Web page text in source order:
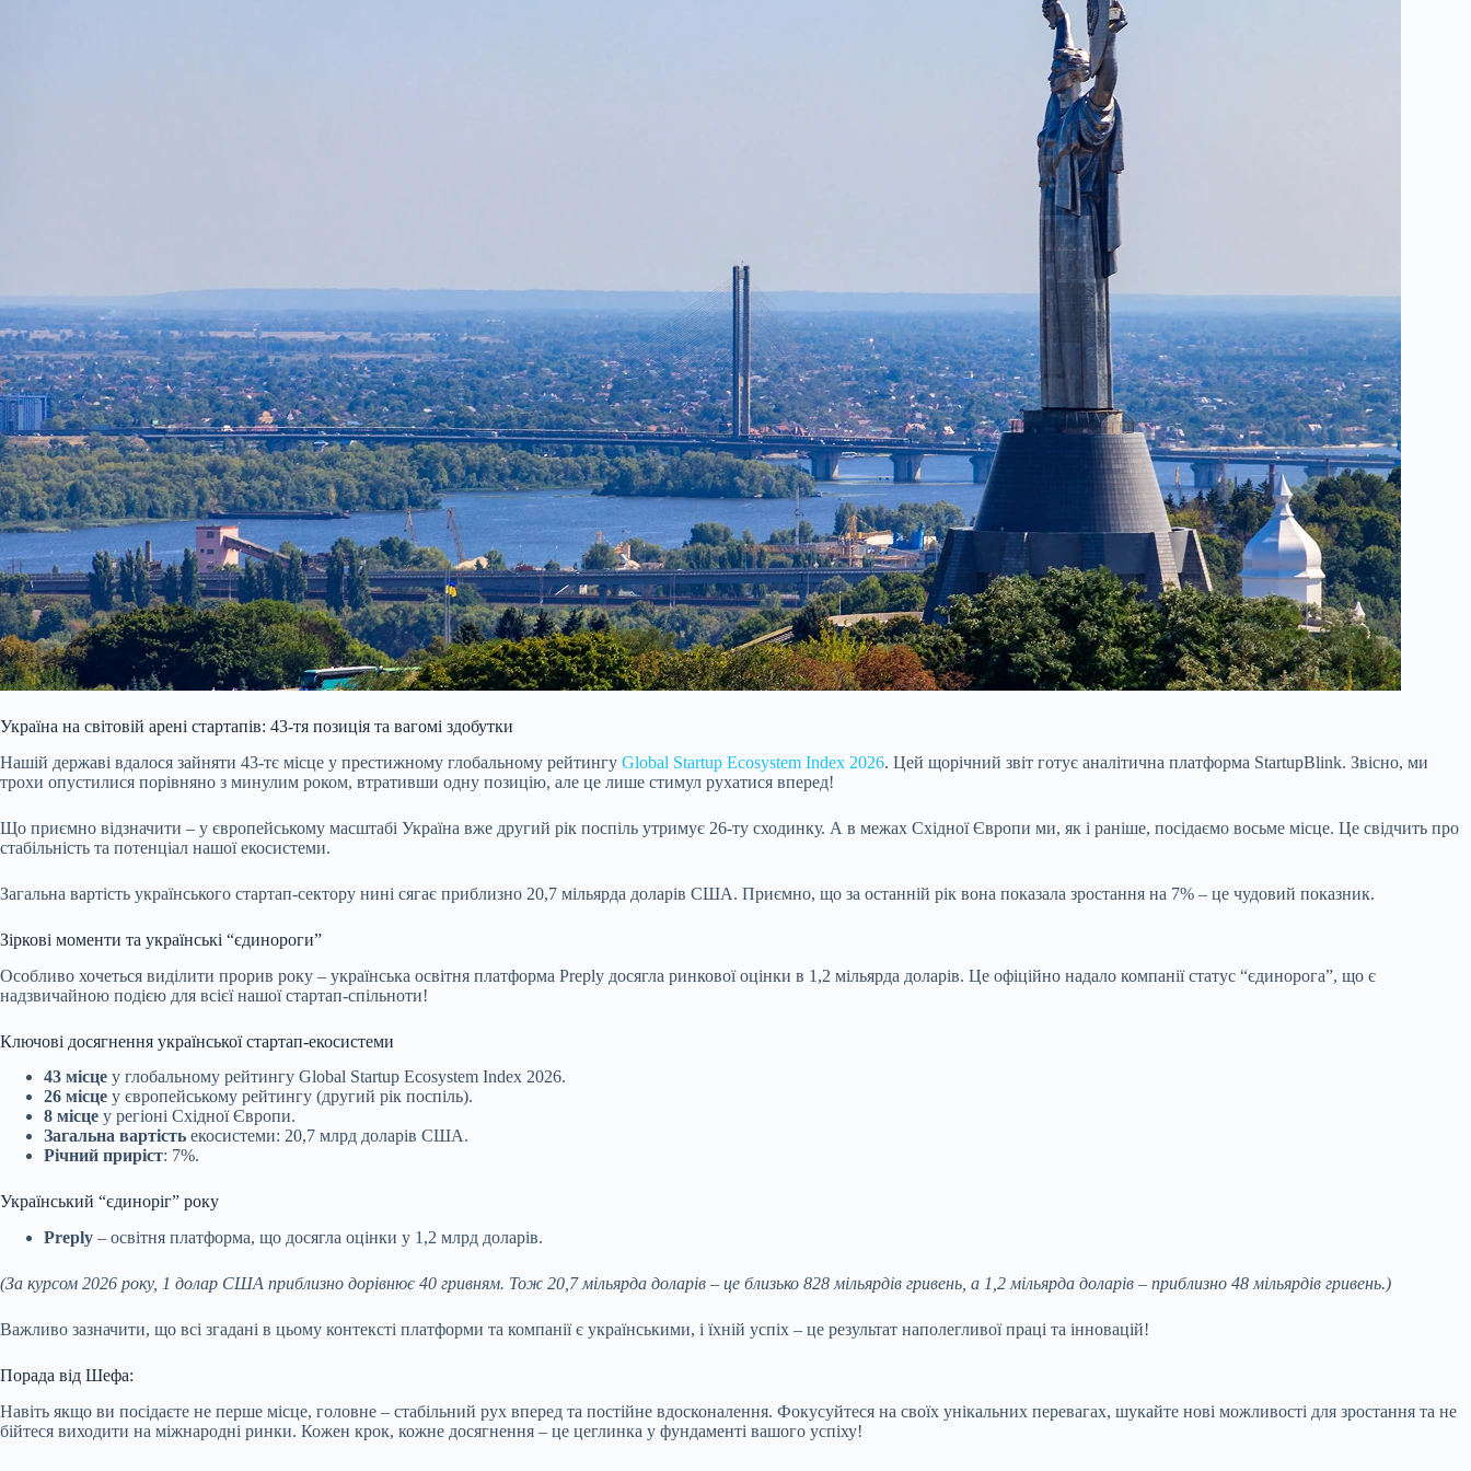
Україна на світовій арені стартапів: 43-тя позиція та вагомі здобутки
Нашій державі вдалося зайняти 43-тє місце у престижному глобальному рейтингу Global Startup Ecosystem Index 2026. Цей щорічний звіт готує аналітична платформа StartupBlink. Звісно, ми
трохи опустилися порівняно з минулим роком, втративши одну позицію, але це лише стимул рухатися вперед!
Що приємно відзначити – у європейському масштабі Україна вже другий рік поспіль утримує 26-ту сходинку. А в межах Східної Європи ми, як і раніше, посідаємо восьме місце. Це свідчить про
стабільність та потенціал нашої екосистеми.
Загальна вартість українського стартап-сектору нині сягає приблизно 20,7 мільярда доларів США. Приємно, що за останній рік вона показала зростання на 7% – це чудовий показник.
Зіркові моменти та українські “єдинороги”
Особливо хочеться виділити прорив року – українська освітня платформа Preply досягла ринкової оцінки в 1,2 мільярда доларів. Це офіційно надало компанії статус “єдинорога”, що є
надзвичайною подією для всієї нашої стартап-спільноти!
Ключові досягнення української стартап-екосистеми
43 місце у глобальному рейтингу Global Startup Ecosystem Index 2026.
26 місце у європейському рейтингу (другий рік поспіль).
8 місце у регіоні Східної Європи.
Загальна вартість екосистеми: 20,7 млрд доларів США.
Річний приріст: 7%.
Український “єдиноріг” року
Preply – освітня платформа, що досягла оцінки у 1,2 млрд доларів.
(За курсом 2026 року, 1 долар США приблизно дорівнює 40 гривням. Тож 20,7 мільярда доларів – це близько 828 мільярдів гривень, а 1,2 мільярда доларів – приблизно 48 мільярдів гривень.)
Важливо зазначити, що всі згадані в цьому контексті платформи та компанії є українськими, і їхній успіх – це результат наполегливої праці та інновацій!
Порада від Шефа:
Навіть якщо ви посідаєте не перше місце, головне – стабільний рух вперед та постійне вдосконалення. Фокусуйтеся на своїх унікальних перевагах, шукайте нові можливості для зростання та не
бійтеся виходити на міжнародні ринки. Кожен крок, кожне досягнення – це цеглинка у фундаменті вашого успіху!